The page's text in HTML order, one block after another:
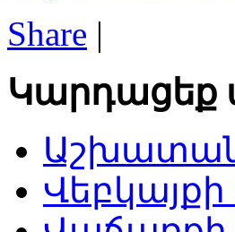
Share |
Կարդացեք